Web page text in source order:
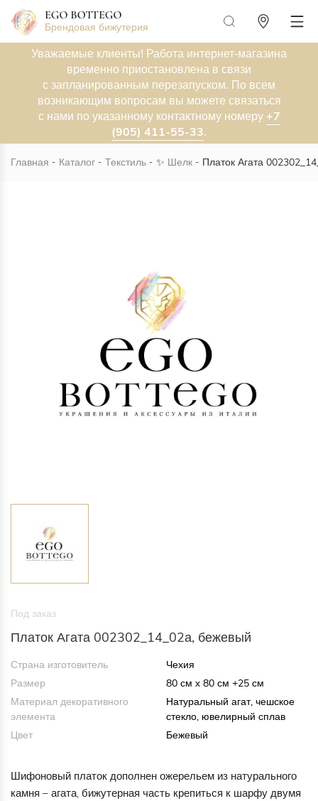
Брендовая бижутерия
Уважаемые клиенты! Работа интернет-магазина
временно приостановлена в связи
с запланированным перезапуском. По всем
возникающим вопросам вы можете связаться
с нами по указанному контактному номеру +7
(905) 411-55-33.
Главная Каталог Текстиль ✨ Шелк Платок Агата
Под заказ
Платок Агата 002302_14_02а, бежевый
Страна изготовитель
Чехия
Размер
80 см х 80 см +25 см
Материал декоративного
элемента
Натуральный агат, чешское
стекло, ювелирный сплав
Цвет
Бежевый
Шифоновый платок дополнен ожерельем из натурального
камня – агата, бижутерная часть крепиться к шарфу двумя